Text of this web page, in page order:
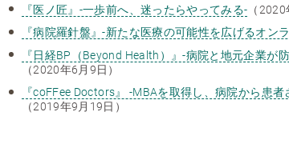
『医ノ匠』-一歩前へ、迷ったらやってみる- （
『病院羅針盤』-新たな医療の可能性を広げるオン
『日経BP（Beyond Health）』-病院と地元企業が
（2020年6月9日）
『coFFee Doctors』 -MBAを取得し、病院から患
（2019年9月19日）